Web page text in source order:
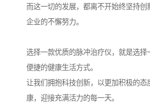
而这一切的发展，都离不开始终坚持创
企业的不懈努力。
选择一款优质的脉冲治疗仪，就是选择
便捷的健康生活方式。
让我们拥抱科技创新，以更加积极的态
康，迎接充满活力的每一天。